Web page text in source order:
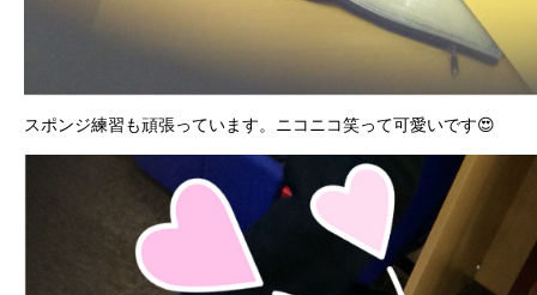
スポンジ練習も頑張っています。ニコニコ笑って可愛いです😍